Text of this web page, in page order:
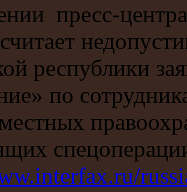
пресс-
республики
по